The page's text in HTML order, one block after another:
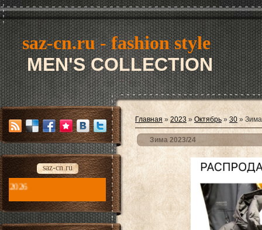
saz-cn.ru - fashion style
MEN'S COLLECTION
saz-cn.ru
saz-cn.ru - fashion style new collection 2026
Главная » 2023 » Октябрь » 30 »
Зима 2023/24